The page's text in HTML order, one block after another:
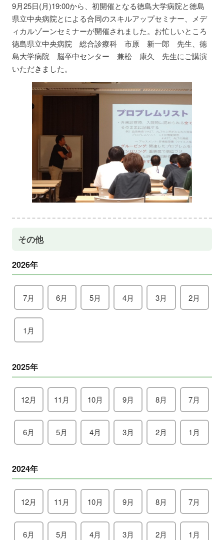
9月25日(月)19:00から、初開催となる徳島大学病院と徳島
県立中央病院とによる合同のスキルアップセミナー、メデ
ィカルゾーンセミナーが開催されました。お忙しいところ
徳島県立中央病院 総合診療科 市原 新一郎 先生、徳
島大学病院 脳卒中センター 兼松 康久 先生にご講演
いただきました。
その他
2026年
7月 6月 5月 4月 3月 2月
1月
2025年
12月 11月 10月 9月 8月 7月
6月 5月 4月 3月 2月 1月
2024年
12月 11月 10月 9月 8月 7月
6月 5月 4月 3月 2月 1月